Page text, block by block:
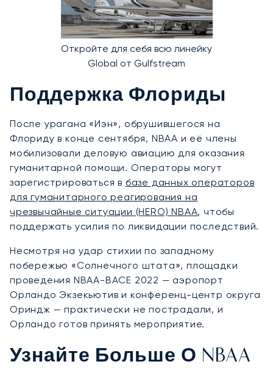
Откройте для себя всю линейку
Global от Gulfstream
Поддержка Флориды
После урагана «Иэн», обрушившегося на
Флориду в конце сентября, NBAA и её члены
мобилизовали деловую авиацию для оказания
гуманитарной помощи. Операторы могут
зарегистрироваться в базе данных операторов
для гуманитарного реагирования на
чрезвычайные ситуации (HERO) NBAA, чтобы
поддержать усилия по ликвидации последствий.
Несмотря на удар стихии по западному
побережью «Солнечного штата», площадки
проведения NBAA-BACE 2022 — аэропорт
Орландо Экзекьютив и конференц-центр округа
Ориндж — практически не пострадали, и
Орландо готов принять мероприятие.
Узнайте Больше О NBAA